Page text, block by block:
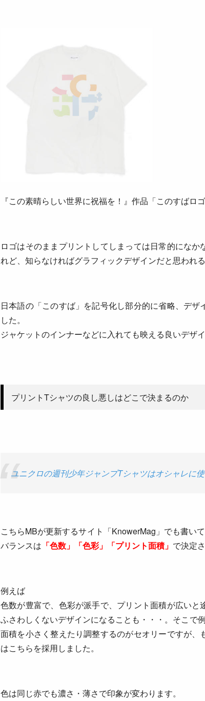
『この素晴らしい世界に祝福を！』作品「このすば
ロゴはそのままプリントしてしまっては日常的にな
れど、知らなければグラフィックデザインだと思われ
日本語の「このすば」を記号化し部分的に省略、デ
した。
ジャケットのインナーなどに入れても映える良いデザ
プリントTシャツの良し悪しはどこで決まるのか
ユニクロの週刊少年ジャンプTシャツはオシャレに
こちらMBが更新するサイト「KnowerMag」でも書い
バランスは 「色数」「色彩」「プリント面積」 で決定
例えば
色数が豊富で、色彩が派手で、プリント面積が広い
ふさわしくないデザインになることも・・・。そこで
面積を小さく整えたり調整するのがセオリーですが、
はこちらを採用しました。
色は同じ赤でも濃さ・薄さで印象が変わります。